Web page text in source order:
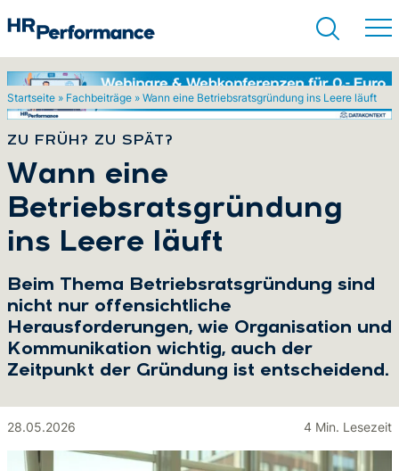
Startseite » Fachbeiträge » Wann eine Betriebsratsgründung ins Leere läuft
ZU FRÜH? ZU SPÄT?
:
Wann eine
Betriebsratsgründung
ins Leere läuft
Beim Thema Betriebsratsgründung sind
nicht nur offensichtliche
Herausforderungen, wie Organisation und
Kommunikation wichtig, auch der
Zeitpunkt der Gründung ist entscheidend.
28.05.2026 4 Min. Lesezeit